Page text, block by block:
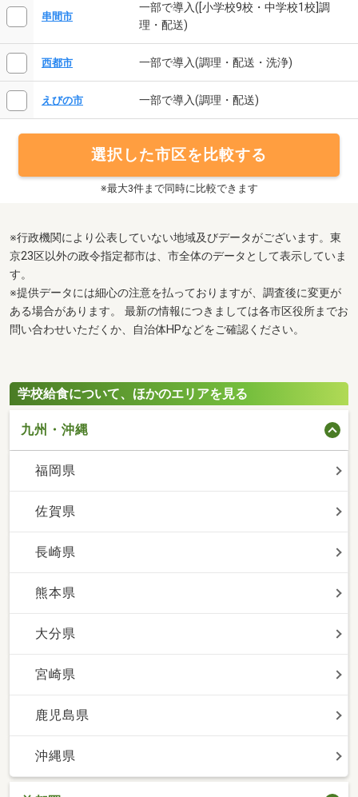
串間市
一部で導入([小学校9校・中学校1校]調
理・配送)
西都市 一部で導入(調理・配送・洗浄)
えびの市 一部で導入(調理・配送)
選択した市区を比較する
※最大3件まで同時に比較できます
※行政機関により公表していない地域及びデータがございます。東
京23区以外の政令指定都市は、市全体のデータとして表示していま
す。
※提供データには細心の注意を払っておりますが、調査後に変更が
ある場合があります。 最新の情報につきましては各市区役所までお
問い合わせいただくか、自治体HPなどをご確認ください。
学校給食について、ほかのエリアを見る
九州・沖縄
福岡県
佐賀県
長崎県
熊本県
大分県
宮崎県
鹿児島県
沖縄県